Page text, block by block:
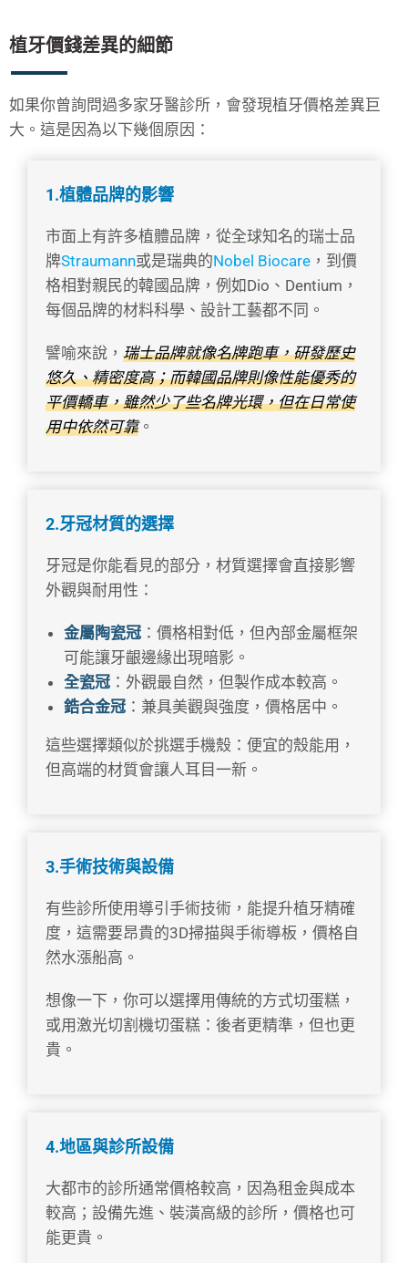
植牙價錢差異的細節
如果你曾詢問過多家牙醫診所，會發現植牙價格差異巨
大。這是因為以下幾個原因：
1.植體品牌的影響
市面上有許多植體品牌，從全球知名的瑞士品
牌Straumann或是瑞典的Nobel Biocare ，到價
格相對親民的韓國品牌，例如Dio、Dentium，
每個品牌的材料科學、設計工藝都不同。
譬喻來說， 瑞士品牌就像名牌跑車，研發歷史
悠久、精密度高；而韓國品牌則像性能優秀的
平價轎車，雖然少了些名牌光環，但在日常使
用中依然可靠。
2.牙冠材質的選擇
牙冠是你能看見的部分，材質選擇會直接影響
外觀與耐用性：
金屬陶瓷冠 ：價格相對低，但內部金屬框架
可能讓牙齦邊緣出現暗影。
全瓷冠 ：外觀最自然，但製作成本較高。
鋯合金冠 ：兼具美觀與強度，價格居中。
這些選擇類似於挑選手機殼：便宜的殼能用，
但高端的材質會讓人耳目一新。
3.手術技術與設備
有些診所使用導引手術技術，能提升植牙精確
度，這需要昂貴的3D掃描與手術導板，價格自
然水漲船高。
想像一下，你可以選擇用傳統的方式切蛋糕，
或用激光切割機切蛋糕：後者更精準，但也更
貴。
4.地區與診所設備
大都市的診所通常價格較高，因為租金與成本
較高；設備先進、裝潢高級的診所，價格也可
能更貴。